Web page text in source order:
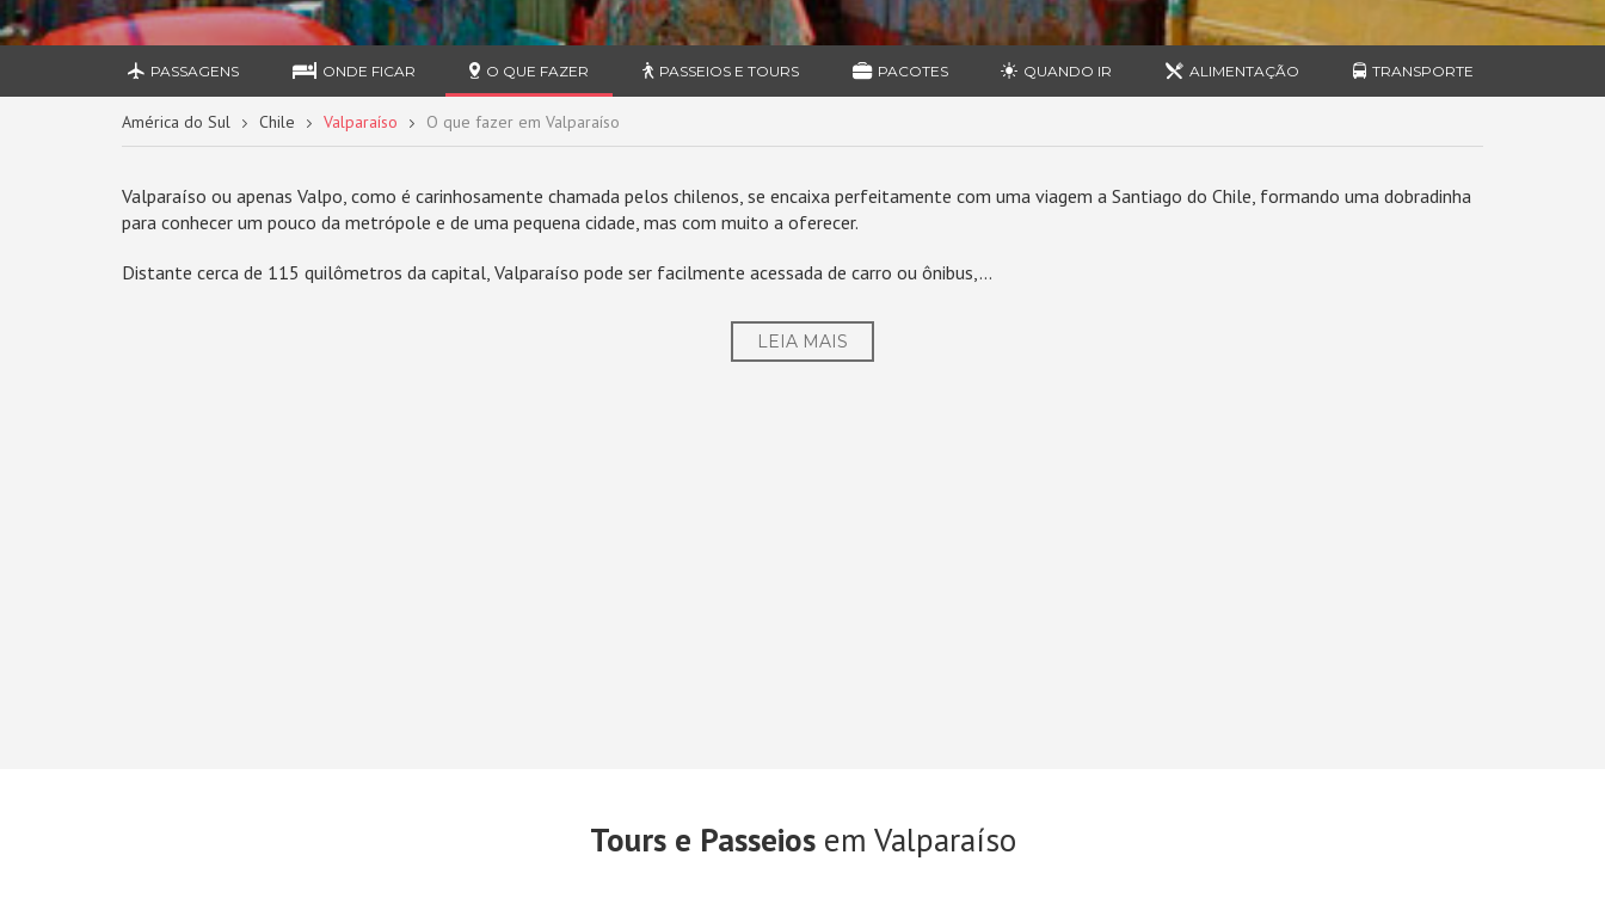
PASSAGENS ONDE FICAR O QUE FAZER PASSEIOS E TOURS PACOTES QUANDO IR ALIMENTAÇÃO TRANSPORTE
América do Sul Chile Valparaíso O que fazer em Valparaíso
Valparaíso ou apenas Valpo, como é carinhosamente chamada pelos chilenos, se encaixa perfeitamente com uma viagem a Santiago do Chile, formando uma dobradinha
para conhecer um pouco da metrópole e de uma pequena cidade, mas com muito a oferecer.
Distante cerca de 115 quilômetros da capital, Valparaíso pode ser facilmente acessada de carro ou ônibus,...
LEIA MAIS
Tours e Passeiosem Valparaíso